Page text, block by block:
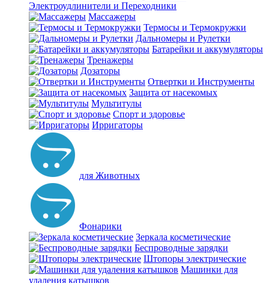
Электроудлинители и Переходники
Массажеры
Термосы и Термокружки
Дальномеры и Рулетки
Батарейки и аккумуляторы
Тренажеры
Дозаторы
Отвертки и Инструменты
Защита от насекомых
Мультитулы
Спорт и здоровье
Ирригаторы
для Животных
Фонарики
Зеркала косметические
Беспроводные зарядки
Штопоры электрические
Машинки для
удаления катышков